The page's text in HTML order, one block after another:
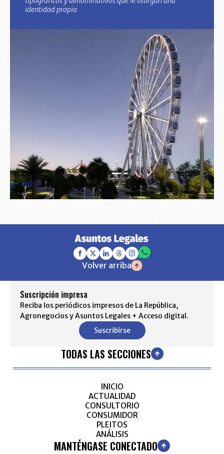
identidad propia
Volver arriba
Suscripción impresa
Reciba los periódicos impresos de La República,
Agronegocios y Asuntos Legales + Acceso digital.
Suscribirse
TODAS LAS SECCIONES
INICIO
ACTUALIDAD
CONSULTORIO
CONSUMIDOR
PLEITOS
ANÁLISIS
MANTÉNGASE CONECTADO